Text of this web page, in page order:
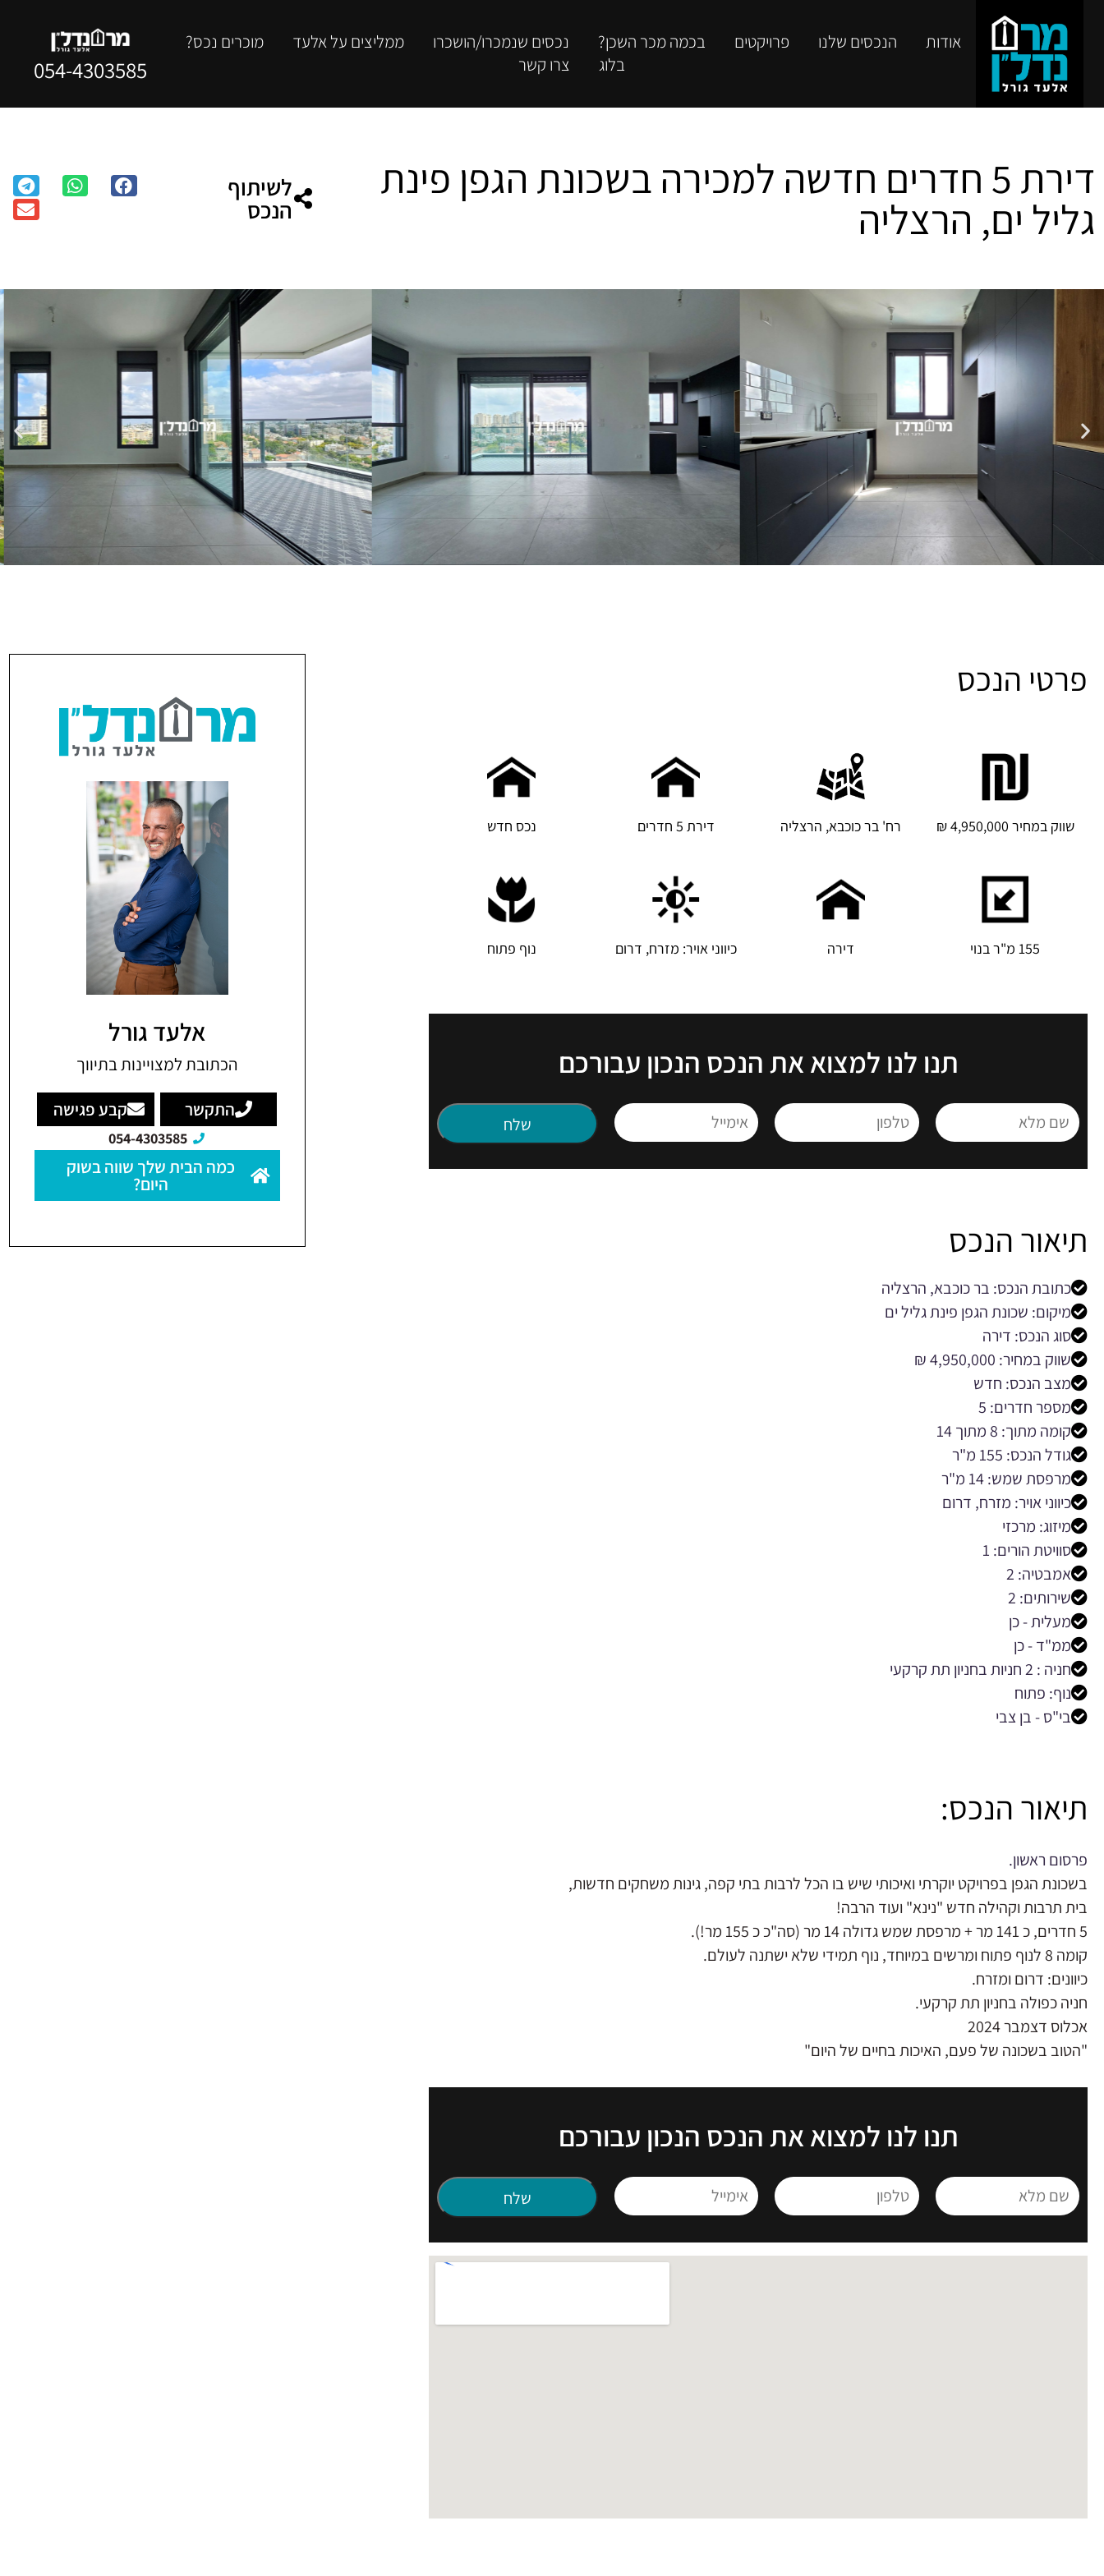
אודות הנכסים שלנו פרויקטים בכמה מכר השכן? נכסים שנמכרו/הושכרו ממליצים על אלעד
מוכרים נכס?
בלוג
צרו קשר 054-4303585
דירת 5 חדרים חדשה למכירה בשכונת הגפן פינת
גליל ים, הרצליה
לשיתוף
הנכס
פרטי הנכס
שווק במחיר 4,950,000 ₪ רח' בר כוכבא, הרצליה דירת 5 חדרים נכס חדש
155 מ"ר בנוי דירה כיווני אויר: מזרח, דרום נוף פתוח
תנו לנו למצוא את הנכס הנכון עבורכם
תיאור הנכס
כתובת הנכס: בר כוכבא, הרצליה
מיקום: שכונת הגפן פינת גליל ים
סוג הנכס: דירה
שווק במחיר: 4,950,000 ₪
מצב הנכס: חדש
מספר חדרים: 5
קומה מתוך: 8 מתוך 14
גודל הנכס: 155 מ"ר
מרפסת שמש: 14 מ"ר
כיווני אויר: מזרח, דרום
מיזוג: מרכזי
סוויטת הורים: 1
אמבטיה: 2
שירותים: 2
מעלית - כן
ממ"ד - כן
חניה : 2 חניות בחניון תת קרקעי
נוף: פתוח
בי"ס - בן צבי
תיאור הנכס:
פרסום ראשון.
בשכונת הגפן בפרויקט יוקרתי ואיכותי שיש בו הכל לרבות בתי קפה, גינות משחקים חדשות,
בית תרבות וקהילה חדש "נינא" ועוד הרבה!
5 חדרים, כ 141 מר + מרפסת שמש גדולה 14 מר (סה"כ כ 155 מר!).
קומה 8 לנוף פתוח ומרשים במיוחד, נוף תמידי שלא ישתנה לעולם.
כיוונים: דרום ומזרח.
חניה כפולה בחניון תת קרקעי.
אכלוס דצמבר 2024
"הטוב בשכונה של פעם, האיכות בחיים של היום"
תנו לנו למצוא את הנכס הנכון עבורכם
אלעד גורל
הכתובת למצויינות בתיווך
התקשר קבע פגישה
054-4303585
כמה הבית שלך שווה בשוק
היום?